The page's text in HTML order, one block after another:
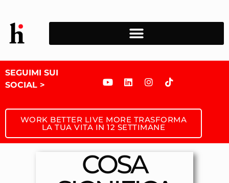
SEGUIMI SUI
SOCIAL >
WORK BETTER LIVE MORE TRASFORMA
LA TUA VITA IN 12 SETTIMANE
COSA